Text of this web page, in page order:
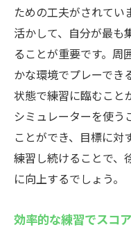
ための工夫がされてい
活かして、自分が最も
ることが重要です。周
かな環境でプレーでき
状態で練習に臨むこと
シミュレーターを使う
ことができ、目標に対
練習し続けることで、
に向上するでしょう。
効率的な練習でスコ